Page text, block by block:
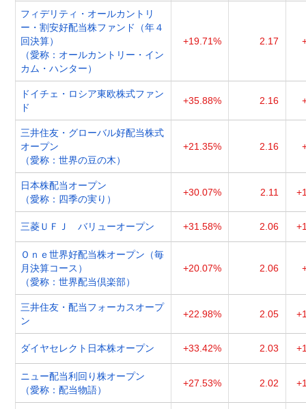
フィデリティ・オールカントリ
ー・割安好配当株ファンド（年４
回決算）
（愛称：オールカントリー・イン
カム・ハンター）
+19.71% 2.17
ドイチェ・ロシア東欧株式ファン
ド
+35.88% 2.16
三井住友・グローバル好配当株式
オープン
（愛称：世界の豆の木）
+21.35% 2.16
日本株配当オープン
（愛称：四季の実り）
+30.07% 2.11
三菱ＵＦＪ バリューオープン +31.58% 2.06
Ｏｎｅ世界好配当株オープン（毎
月決算コース）
（愛称：世界配当倶楽部）
+20.07% 2.06
三井住友・配当フォーカスオープ
ン
+22.98% 2.05
ダイヤセレクト日本株オープン +33.42% 2.03
ニュー配当利回り株オープン
（愛称：配当物語）
+27.53% 2.02